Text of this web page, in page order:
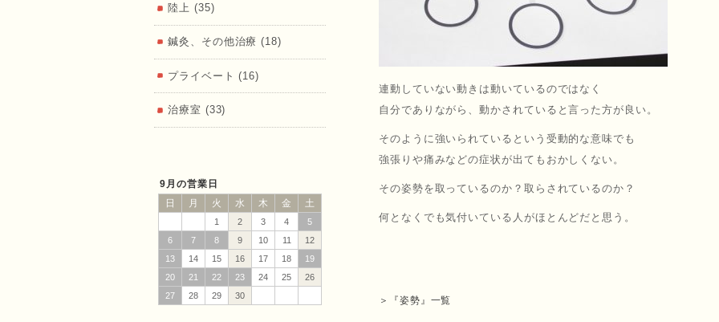
ん）田中
治療院
連動していない動きは動いているのではなく
自分でありながら、動かされていると言った方が良い。
そのように強いられているという受動的な意味でも
強張りや痛みなどの症状が出てもおかしくない。
その姿勢を取っているのか？取らされているのか？
何となくでも気付いている人がほとんどだと思う。
＞『姿勢』一覧
陸上 (35)
鍼灸、その他治療 (18)
プライベート (16)
治療室 (33)
9月の営業日
日
月 火 水 木 金 土
1 2 3 4
5
6
7 8 9 10 11
12
13
14 15 16 17 18
19
20
21 22 23 24 25
26
27
28 29 30